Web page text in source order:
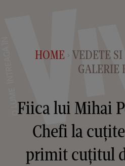
HOME > VEDETE
GALERIE
Fiica lui Mihai
Chefi la
primit cuțitul